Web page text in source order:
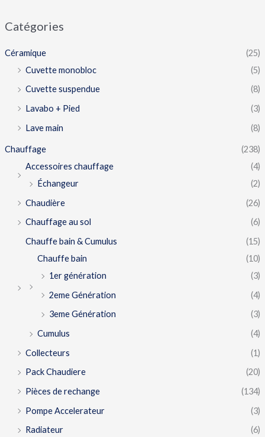
Catégories
Céramique
(25)
Cuvette monobloc
(5)
Cuvette suspendue
(8)
Lavabo + Pied
(3)
Lave main
(8)
Chauffage
(238)
Accessoires chauffage
(4)
Échangeur
(2)
Chaudière
(26)
Chauffage au sol
(6)
Chauffe bain & Cumulus
(15)
Chauffe bain
(10)
1er génération
(3)
2eme Génération
(4)
3eme Génération
(3)
Cumulus
(4)
Collecteurs
(1)
Pack Chaudiere
(20)
Pièces de rechange
(134)
Pompe Accelerateur
(3)
Radiateur
(6)